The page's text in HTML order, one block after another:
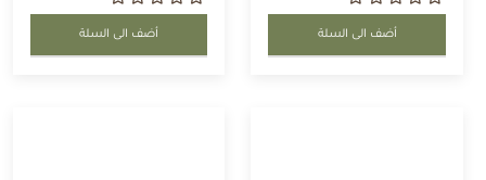
أضف الى السلة أضف الى السلة